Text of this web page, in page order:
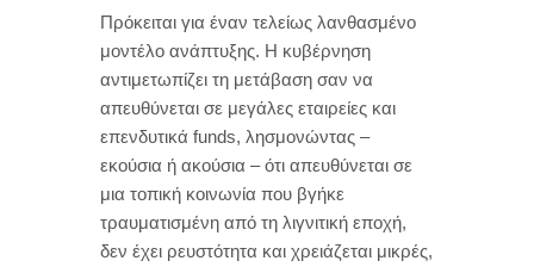
Πρόκειται για έναν τελείως λανθασμένο
μοντέλο ανάπτυξης. Η κυβέρνηση
αντιμετωπίζει τη μετάβαση σαν να
απευθύνεται σε μεγάλες εταιρείες και
επενδυτικά funds, λησμονώντας –
εκούσια ή ακούσια – ότι απευθύνεται σε
μια τοπική κοινωνία που βγήκε
τραυματισμένη από τη λιγνιτική εποχή,
δεν έχει ρευστότητα και χρειάζεται μικρές,